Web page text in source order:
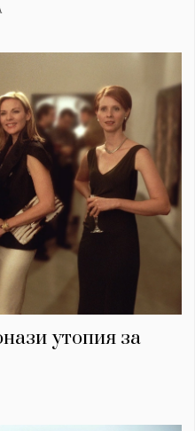
утопия за